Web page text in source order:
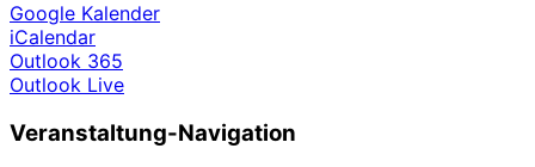
Google Kalender
iCalendar
Outlook 365
Outlook Live
Veranstaltung-Navigation